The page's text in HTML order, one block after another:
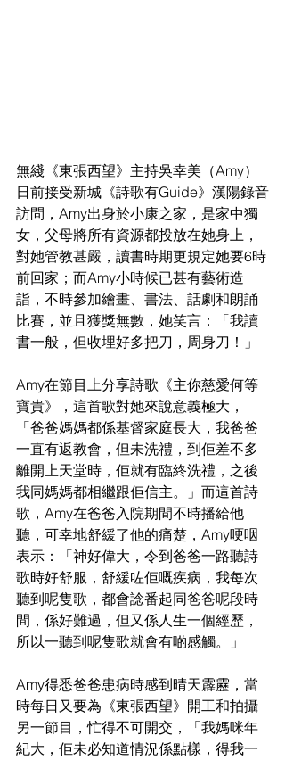
無綫《東張西望》主持吳幸美（Amy）
日前接受新城《詩歌有Guide》漢陽錄音
訪問，Amy出身於小康之家，是家中獨
女，父母將所有資源都投放在她身上，
對她管教甚嚴，讀書時期更規定她要6時
前回家；而Amy小時候已甚有藝術造
詣，不時參加繪畫、書法、話劇和朗誦
比賽，並且獲獎無數，她笑言：「我讀
書一般，但收埋好多把刀，周身刀！」
Amy在節目上分享詩歌《主你慈愛何等
寶貴》，這首歌對她來說意義極大，
「爸爸媽媽都係基督家庭長大，我爸爸
一直有返教會，但未洗禮，到佢差不多
離開上天堂時，佢就有臨終洗禮，之後
我同媽媽都相繼跟佢信主。」而這首詩
歌，Amy在爸爸入院期間不時播給他
聽，可幸地舒緩了他的痛楚，Amy哽咽
表示：「神好偉大，令到爸爸一路聽詩
歌時好舒服，舒緩咗佢嘅疾病，我每次
聽到呢隻歌，都會諗番起同爸爸呢段時
間，係好難過，但又係人生一個經歷，
所以一聽到呢隻歌就會有啲感觸。」
Amy得悉爸爸患病時感到晴天霹靂，當
時每日又要為《東張西望》開工和拍攝
另一節目，忙得不可開交，「我媽咪年
紀大，佢未必知道情況係點樣，得我一